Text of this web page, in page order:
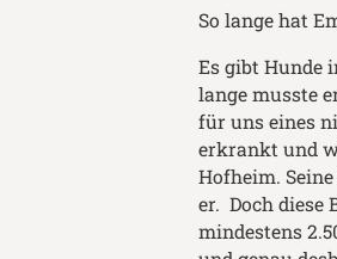
So lange hat
Es gibt Hunde
lange musste
für uns eines
erkrankt und
Hofheim.
er. Doch diese
mindestens